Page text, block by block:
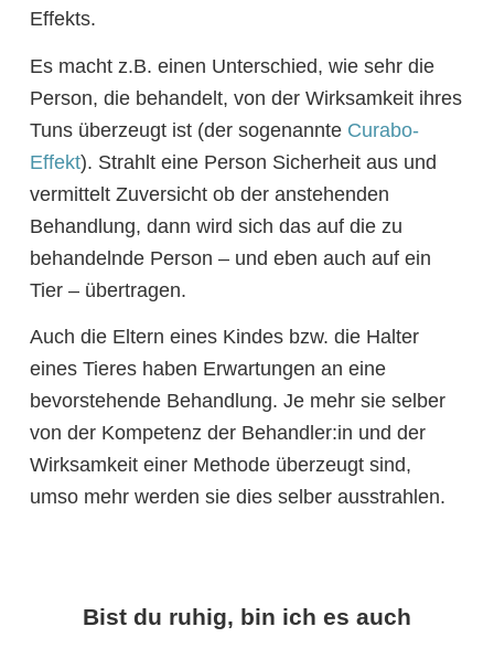
Effekts.
Es macht z.B. einen Unterschied, wie sehr die
Person, die behandelt, von der Wirksamkeit ihres
Tuns überzeugt ist (der sogenannte Curabo-
Effekt). Strahlt eine Person Sicherheit aus und
vermittelt Zuversicht ob der anstehenden
Behandlung, dann wird sich das auf die zu
behandelnde Person – und eben auch auf ein
Tier – übertragen.
Auch die Eltern eines Kindes bzw. die Halter
eines Tieres haben Erwartungen an eine
bevorstehende Behandlung. Je mehr sie selber
von der Kompetenz der Behandler:in und der
Wirksamkeit einer Methode überzeugt sind,
umso mehr werden sie dies selber ausstrahlen.
Bist du ruhig, bin ich es auch